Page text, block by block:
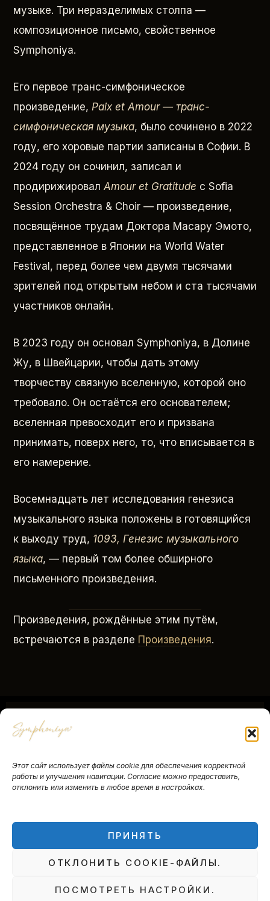
Этот сайт использует файлы cookie для обеспечения корректной
работы и улучшения навигации. Согласие можно предоставить,
отклонить или изменить в любое время в настройках.
ПРИНЯТЬ
ОТКЛОНИТЬ COOKIE-ФАЙЛЫ.
ПОСМОТРЕТЬ НАСТРОЙКИ.
музыке. Три неразделимых столпа —
композиционное письмо, свойственное
Symphoniya.
Его первое транс-симфоническое
произведение, Paix et Amour — транс-
симфоническая музыка, было сочинено в 2022
году, его хоровые партии записаны в Софии. В
2024 году он сочинил, записал и
продирижировалAmour et Gratitude с Sofia
Session Orchestra & Choir — произведение,
посвящённое трудам Доктора Масару Эмото,
представленное в Японии на World Water
Festival, перед более чем двумя тысячами
зрителей под открытым небом и ста тысячами
участников онлайн.
В 2023 году он основал Symphoniya, в Долине
Жу, в Швейцарии, чтобы дать этому
творчеству связную вселенную, которой оно
требовало. Он остаётся его основателем;
вселенная превосходит его и призвана
принимать, поверх него, то, что вписывается в
его намерение.
Восемнадцать лет исследования генезиса
музыкального языка положены в готовящийся
к выходу труд, 1093, Генезис музыкального
языка, — первый том более обширного
письменного произведения.
Произведения, рождённые этим путём,
встречаются в разделе Произведения.
О проектеYves Ruhlmann КонтактыПисьмо
Правовая информацияУсловия продажи
Symphoniya — Культурная ассоциация ·
Route de Mouthe 18B, 1343 Les Charbonnières,
Швейцария